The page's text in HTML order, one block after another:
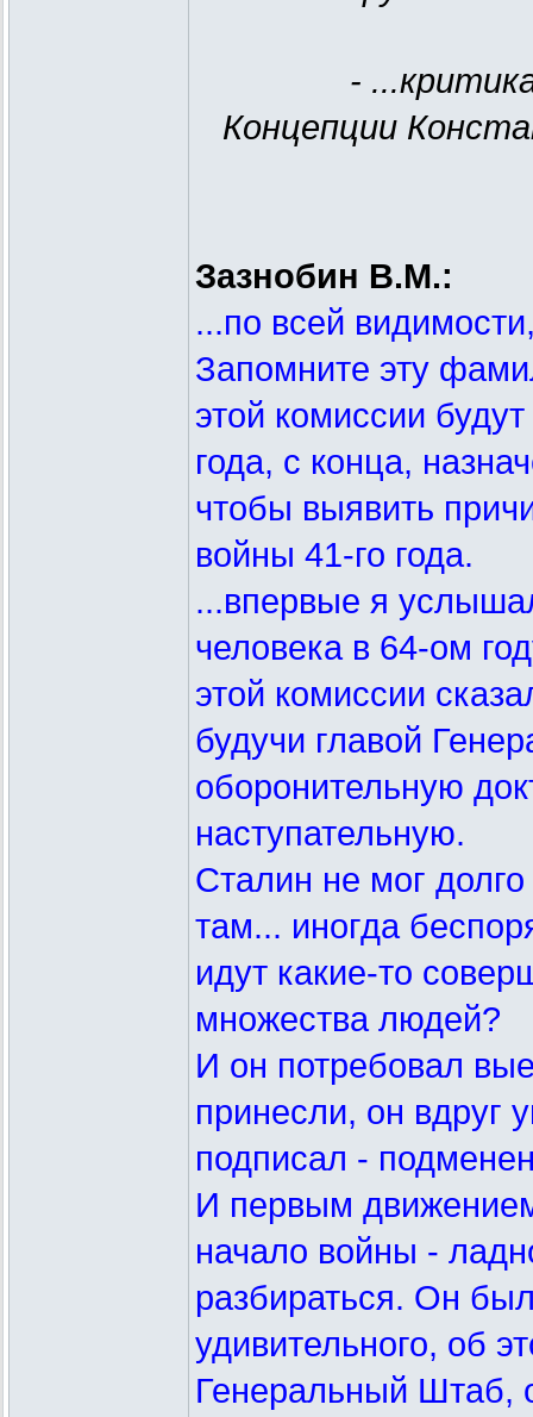
-
Концепции
Зазнобин В.М.:
...по всей
Запомните эту
этой комиссии
года, с конца,
чтобы выявить
войны 41-го года.
...впервые я
человека в 64-ом
этой комиссии
будучи главой
оборонительную
наступательную.
Сталин не мог
там... иногда
идут какие-то
множества людей?
И он потребовал
принесли, он вдруг
подписал -
И первым
начало войны -
разбираться. Он
удивительного, об
Генеральный Штаб,